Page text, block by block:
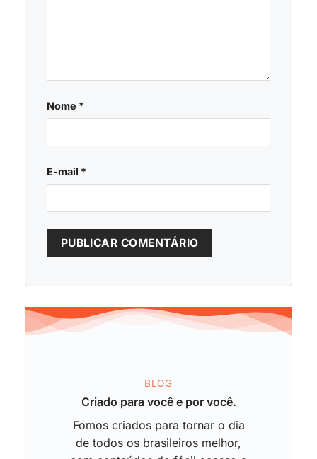
Nome *
E-mail *
BLOG
Criado para você e por você.
Fomos criados para tornar o dia
de todos os brasileiros melhor,